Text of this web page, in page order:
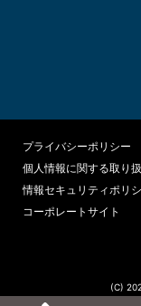
プライバシーポリシー
個人情報に関する取り
情報セキュリティポリ
コーポレートサイト
(C)